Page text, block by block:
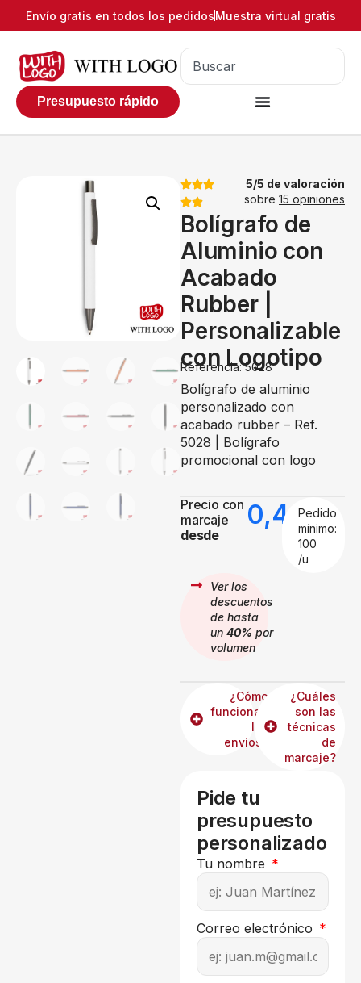
Envío gratis en todos los pedidosMuestra virtual gratis
Presupuesto rápido
5/5 de valoración
sobre 15 opiniones
Bolígrafo de
Aluminio con
Acabado
Rubber |
Personalizable
con Logotipo
Referencia: 5028
Bolígrafo de aluminio
personalizado con
acabado rubber – Ref.
5028 | Bolígrafo
promocional con logo
Precio con
marcaje
desde
0,49€
Pedido
mínimo:
100
/u
Ver los
descuentos
de hasta
un 40% por
volumen
¿Cómo
funcionan
los
envíos?
¿Cuáles
son las
técnicas
de
marcaje?
Pide tu
presupuesto
personalizado
Tu nombre
Correo electrónico